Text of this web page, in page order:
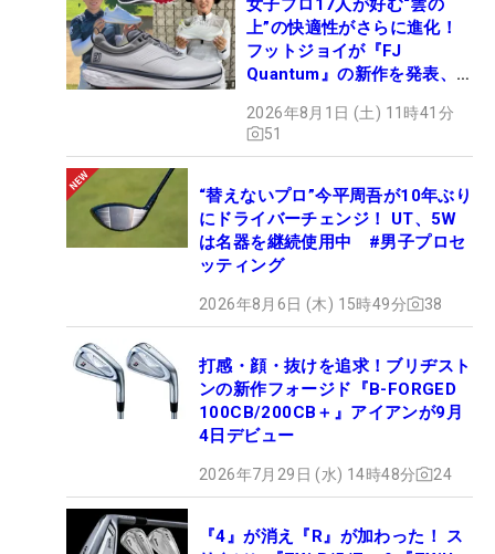
上”の快適性がさらに進化！
フットジョイが『FJ
Quantum』の新作を発表、8
2026年8月1日 (土) 11時41分
51
“替えないプロ”今平周吾が10年ぶり
にドライバーチェンジ！ UT、5W
は名器を継続使用中 #男子プロセ
ッティング
2026年8月6日 (木) 15時49分 38
打感・顔・抜けを追求！ブリヂスト
ンの新作フォージド『B-FORGED
100CB/200CB＋』アイアンが9月
4日デビュー
2026年7月29日 (水) 14時48分 24
『4』が消え『R』が加わった！ ス